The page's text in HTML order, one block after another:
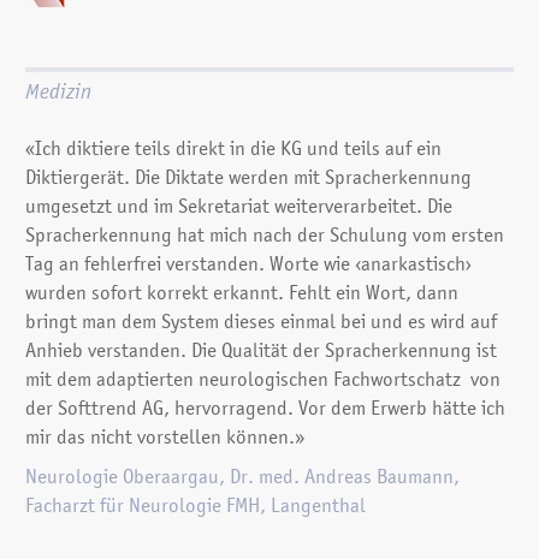
Medizin
«Ich diktiere teils direkt in die KG und teils auf ein
Diktiergerät. Die Diktate werden mit Spracherkennung
umgesetzt und im Sekretariat weiterverarbeitet. Die
Spracherkennung hat mich nach der Schulung vom ersten
Tag an fehlerfrei verstanden. Worte wie ‹anarkastisch›
wurden sofort korrekt erkannt. Fehlt ein Wort, dann
bringt man dem System dieses einmal bei und es wird auf
Anhieb verstanden. Die Qualität der Spracherkennung ist
mit dem adaptierten neurologischen Fachwortschatz von
der Softtrend AG, hervorragend. Vor dem Erwerb hätte ich
mir das nicht vorstellen können.»
Neurologie Oberaargau, Dr. med. Andreas Baumann,
Facharzt für Neurologie FMH, Langenthal